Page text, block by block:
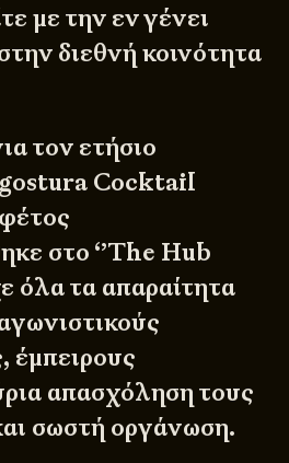
με την εν γένει
διεθνή κοινότητα
τον ετήσιο
Cocktail
στο ‘’The Hub
όλα τα απαραίτητα
έμπειρους
απασχόληση τους
σωστή οργάνωση.